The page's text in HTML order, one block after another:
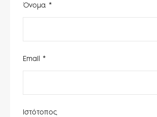
Όνομα *
Email *
Ιστότοπος